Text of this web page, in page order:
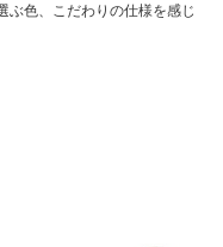
ぶ色、こだわりの仕様を感じ